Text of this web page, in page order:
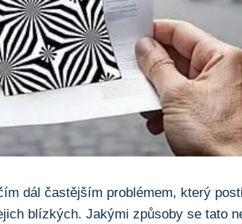
dál častějším problémem, který
blízkých. Jakými způsoby se tato